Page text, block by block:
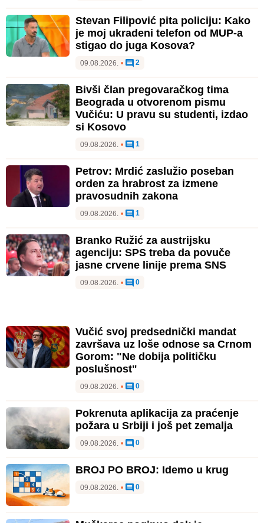
Stevan Filipović pita policiju: Kako
je moj ukradeni telefon od MUP-a
stigao do juga Kosova?
09.08.2026. • 2
Bivši član pregovaračkog tima
Beograda u otvorenom pismu
Vučiću: U pravu su studenti, izdao
si Kosovo
09.08.2026. • 1
Petrov: Mrdić zaslužio poseban
orden za hrabrost za izmene
pravosudnih zakona
09.08.2026. • 1
Branko Ružić za austrijsku
agenciju: SPS treba da povuče
jasne crvene linije prema SNS
09.08.2026. • 0
Vučić svoj predsednički mandat
završava uz loše odnose sa Crnom
Gorom: "Ne dobija političku
poslušnost"
09.08.2026. • 0
Pokrenuta aplikacija za praćenje
požara u Srbiji i još pet zemalja
09.08.2026. • 0
BROJ PO BROJ: Idemo u krug
09.08.2026. • 0